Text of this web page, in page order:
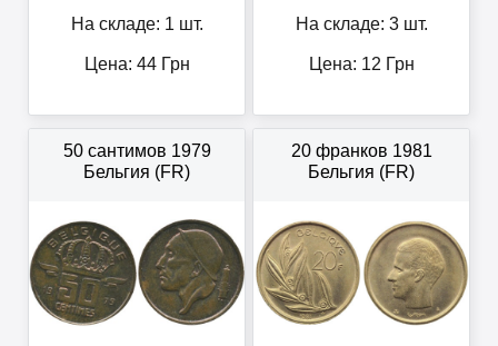
На складе: 1 шт.
Цена: 44Грн
На складе: 3 шт.
Цена: 12 Грн
50 сантимов 1979
Бельгия (FR)
20 франков 1981
Бельгия (FR)